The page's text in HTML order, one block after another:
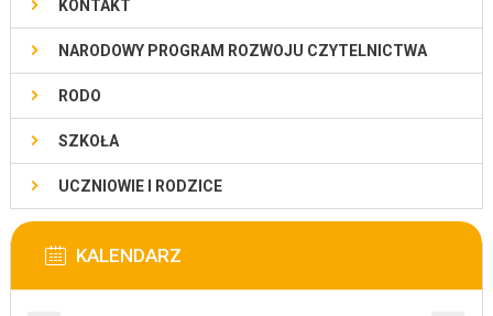
KONTAKT
NARODOWY PROGRAM ROZWOJU CZYTELNICTWA
RODO
SZKOŁA
UCZNIOWIE I RODZICE
KALENDARZ